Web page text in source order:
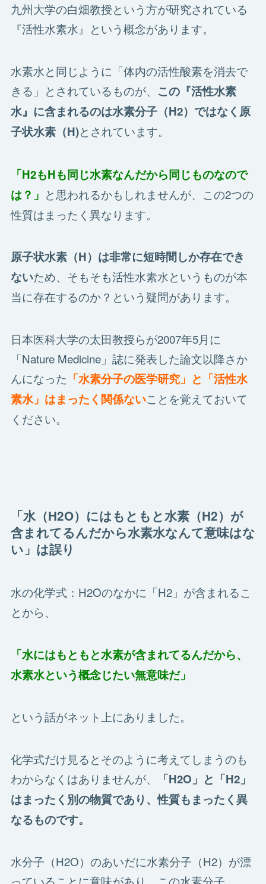
九州大学の白畑教授という方が研究されている
『活性水素水』という概念があります。
水素水と同じように「体内の活性酸素を消去で
きる」とされているものが、 この『活性水素
水』に含まれるのは水素分子（H2）ではなく原
子状水素（H)とされています。
「H2もHも同じ水素なんだから同じものなので
は？」 と思われるかもしれませんが、この2つの
性質はまったく異なります。
原子状水素（H）は非常に短時間しか存在でき
ないため、そもそも活性水素水というものが本
当に存在するのか？という疑問があります。
日本医科大学の太田教授らが2007年5月に
「Nature Medicine」誌に発表した論文以降さか
んになった 「水素分子の医学研究」と「活性水
素水」はまったく関係ないことを覚えておいて
ください。
「水（H2O）にはもともと水素（H2）が
含まれてるんだから水素水なんて意味はな
い」は誤り
水の化学式：H2Oのなかに「H2」が含まれるこ
とから、
「水にはもともと水素が含まれてるんだから、
水素水という概念じたい無意味だ」
という話がネット上にありました。
化学式だけ見るとそのように考えてしまうのも
わからなくはありませんが、
「H2O」と「H2」
はまったく別の物質であり、性質もまったく異
なるものです。
水分子（H2O）のあいだに水素分子（H2）が漂